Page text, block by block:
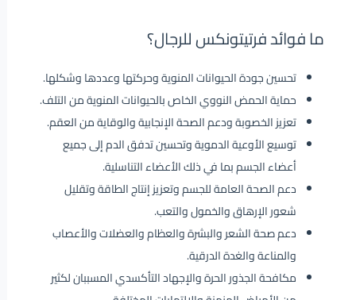
ما فوائد فرتيتونكس للرجال؟
تحسين جودة الحيوانات المنوية وحركتها وعددها وشكلها.
حماية الحمض النووي الخاص بالحيوانات المنوية من التلف.
تعزيز الخصوبة ودعم الصحة الإنجابية والوقاية من العقم.
توسيع الأوعية الدموية وتحسين تدفق الدم إلى جميع
أعضاء الجسم بما في ذلك الأعضاء التناسلية.
دعم الصحة العامة للجسم وتعزيز إنتاج الطاقة وتقليل
شعور الإرهاق والخمول والتعب.
دعم صحة الشعر والبشرة والعظام والعضلات والأعصاب
والمناعة والغدة الدرقية.
مكافحة الجذور الحرة والإجهاد التأكسدي المسببان لكثير